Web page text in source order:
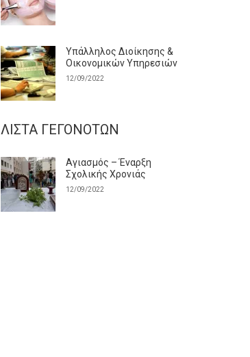
Υπάλληλος Διοίκησης &
Οικονομικών Υπηρεσιών
12/09/2022
ΛΊΣΤΑ ΓΕΓΟΝΌΤΩΝ
Αγιασμός – Έναρξη
Σχολικής Χρονιάς
12/09/2022